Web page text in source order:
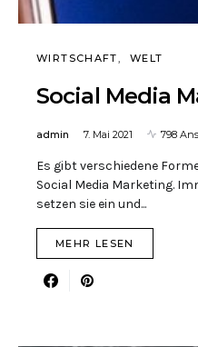
WIRTSCHAFT WELT
Social Media
admin 7. Mai 2021 798
Es gibt verschiedene
Social Media Marketing.
setzen sie ein und...
MEHR LESEN